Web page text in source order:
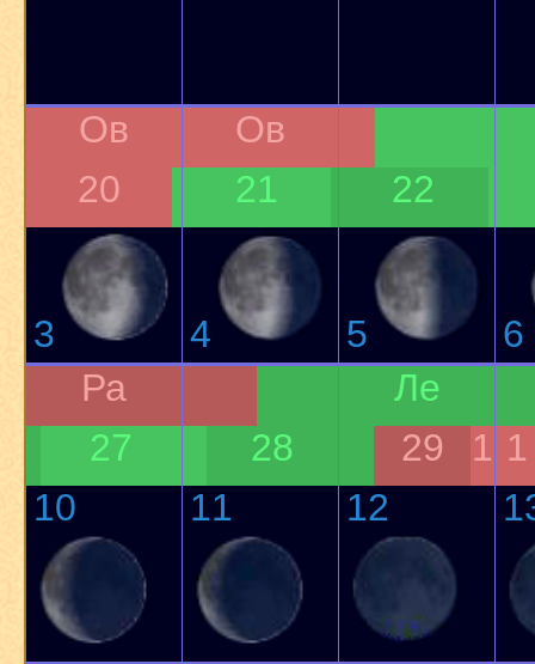
Ов
20
3
Ов
21
4
22
5
6
Ра
27
10
28
11
Ле
29
1
12
1